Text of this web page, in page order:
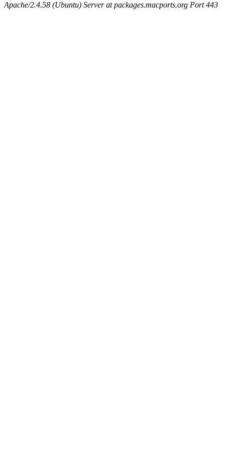
Apache/2.4.58 (Ubuntu) Server at packages.macports.org Port 443